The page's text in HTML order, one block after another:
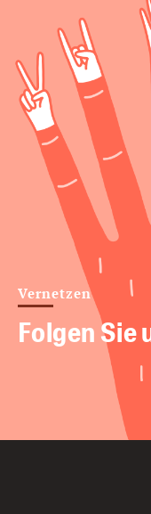
Vernetzen
Folgen Sie